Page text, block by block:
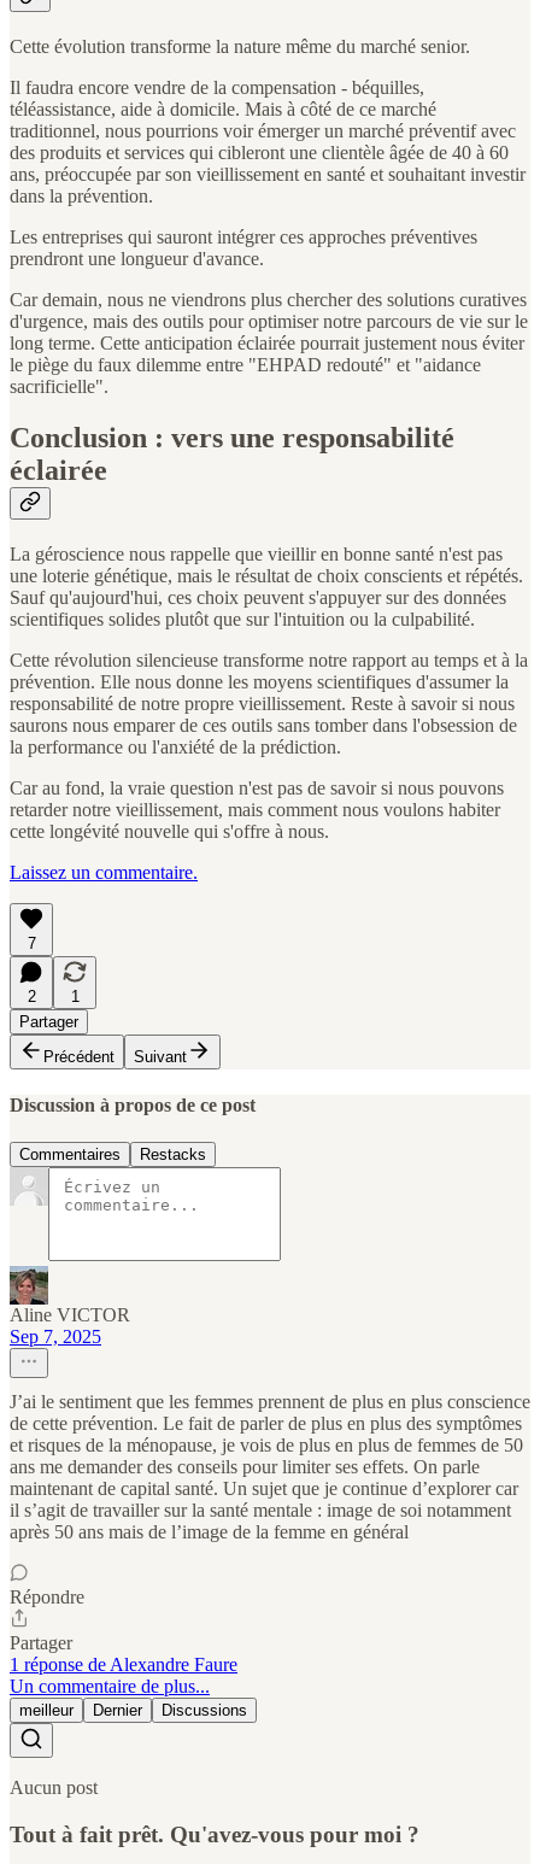
Cette évolution transforme la nature même du marché senior.
Il faudra encore vendre de la compensation - béquilles,
téléassistance, aide à domicile. Mais à côté de ce marché
traditionnel, nous pourrions voir émerger un marché préventif avec
des produits et services qui cibleront une clientèle âgée de 40 à 60
ans, préoccupée par son vieillissement en santé et souhaitant investir
dans la prévention.
Les entreprises qui sauront intégrer ces approches préventives
prendront une longueur d'avance.
Car demain, nous ne viendrons plus chercher des solutions curatives
d'urgence, mais des outils pour optimiser notre parcours de vie sur le
long terme. Cette anticipation éclairée pourrait justement nous éviter
le piège du faux dilemme entre "EHPAD redouté" et "aidance
sacrificielle".
Conclusion : vers une responsabilité
éclairée
La géroscience nous rappelle que vieillir en bonne santé n'est pas
une loterie génétique, mais le résultat de choix conscients et répétés.
Sauf qu'aujourd'hui, ces choix peuvent s'appuyer sur des données
scientifiques solides plutôt que sur l'intuition ou la culpabilité.
Cette révolution silencieuse transforme notre rapport au temps et à la
prévention. Elle nous donne les moyens scientifiques d'assumer la
responsabilité de notre propre vieillissement. Reste à savoir si nous
saurons nous emparer de ces outils sans tomber dans l'obsession de
la performance ou l'anxiété de la prédiction.
Car au fond, la vraie question n'est pas de savoir si nous pouvons
retarder notre vieillissement, mais comment nous voulons habiter
cette longévité nouvelle qui s'offre à nous.
Laissez un commentaire.
7
2
1
Partager
Précédent
Suivant
Discussion à propos de ce post
Commentaires Restacks
Aline VICTOR
Sep 7, 2025
J’ai le sentiment que les femmes prennent de plus en plus conscience
de cette prévention. Le fait de parler de plus en plus des symptômes
et risques de la ménopause, je vois de plus en plus de femmes de 50
ans me demander des conseils pour limiter ses effets. On parle
maintenant de capital santé. Un sujet que je continue d’explorer car
il s’agit de travailler sur la santé mentale : image de soi notamment
après 50 ans mais de l’image de la femme en général
Répondre
Partager
1 réponse de Alexandre Faure
Un commentaire de plus...
meilleur Dernier Discussions
Aucun post
Tout à fait prêt. Qu'avez-vous pour moi ?